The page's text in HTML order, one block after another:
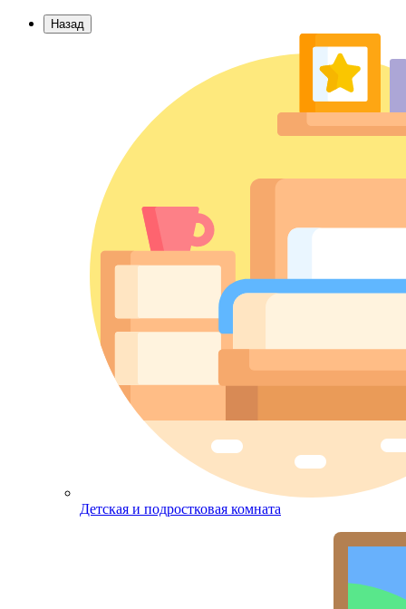
Назад
Детская и подростковая комната